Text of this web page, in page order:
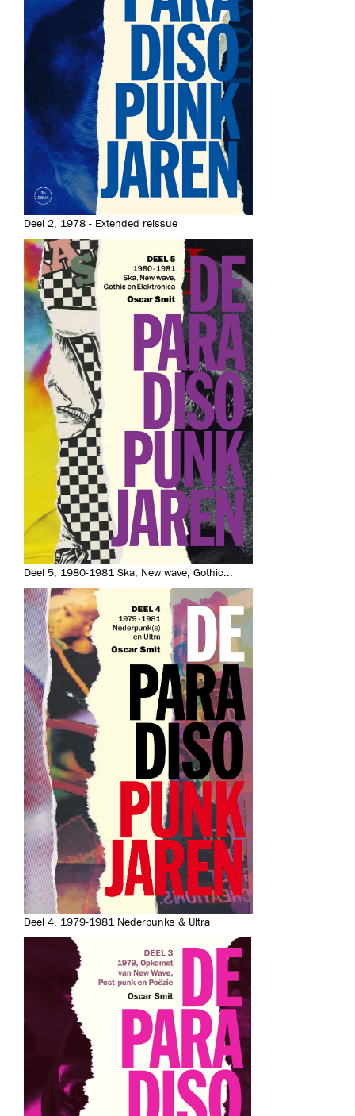
Deel 2, 1978 - Extended reissue
Deel 5, 1980-1981 Ska, New wave, Gothic...
Deel 4, 1979-1981 Nederpunks & Ultra